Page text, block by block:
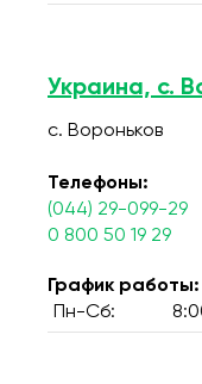
Украина, с.
с. Вороньков
Телефоны:
(044) 29-099-29
0 800 50 19 29
График работы:
Пн-Сб: